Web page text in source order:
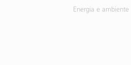
Energia e ambiente